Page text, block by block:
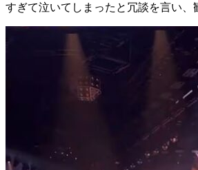
すぎて泣いてしまったと冗談を言い、